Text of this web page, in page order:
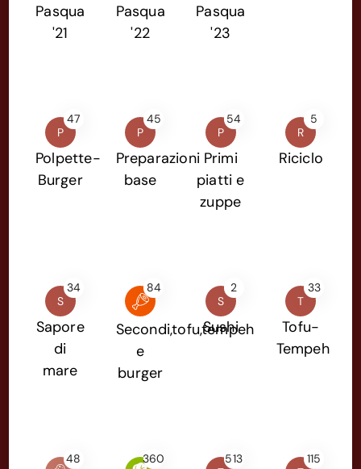
Pasqua
'21
Pasqua
'22
Pasqua
'23
P
47
Polpette-
Burger
P
45
Preparazioni
base
P
54
Primi
piatti e
zuppe
R
5
Riciclo
S
34
Sapore
di
mare
84
Secondi,tofu,tempeh
e
burger
S
2
Sushi
T
33
Tofu-
Tempeh
48 360 513 115